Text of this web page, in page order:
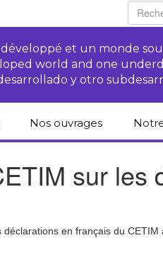
développé et un monde
world and one
y otro
“Protéger les
des paysan.nes”
transnationales
Autres
Nos ouvrages
du CETIM
Pensées d’hier pour
pour
sur les
en français du CETIM